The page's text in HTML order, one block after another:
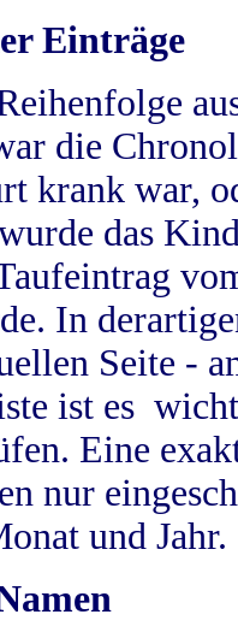
Einträge
die
krank war,
das
In
Seite -
ist es
Eine
nur
und Jahr.